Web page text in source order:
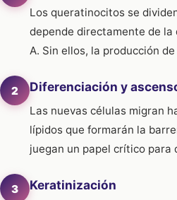
Los queratinocitos se
depende directamente de
A. Sin ellos, la producción
2 Diferenciación y
Las nuevas células migran
lípidos que formarán la
juegan un papel crítico para
3 Keratinización